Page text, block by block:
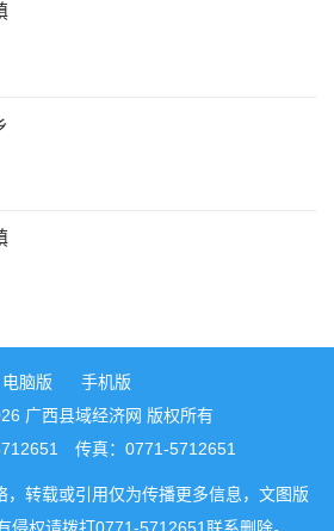
电脑版
手机版
广西县域经济网 版权所有
传真：0771-5712651
，转载或引用仅为传播更多信息，文图版